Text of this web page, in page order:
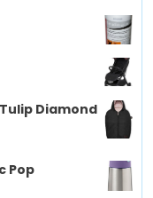
Diamond
Pop